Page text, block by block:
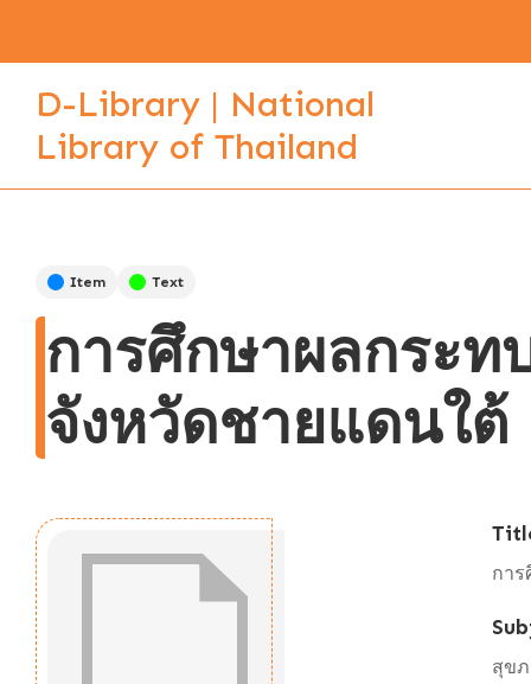
D-Library | National
Library of Thailand
Item Text
การศึกษาผลกระ
จังหวัดชายแดนใต้
กา
สุข